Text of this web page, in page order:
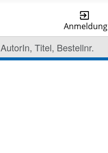
Anmeldung